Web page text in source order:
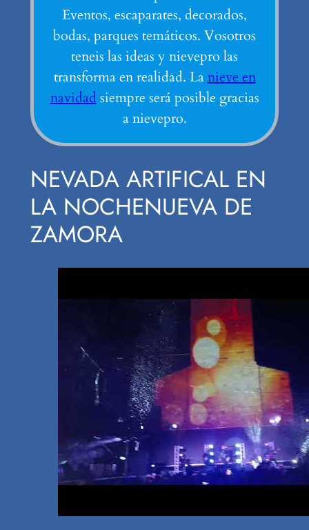
Eventos, escaparates, decorados,
bodas, parques temáticos. Vosotros
teneis las ideas y nievepro las
transforma en realidad. La nieve en
navidad siempre será posible gracias
a nievepro.
NEVADA ARTIFICAL EN
LA NOCHENUEVA DE
ZAMORA